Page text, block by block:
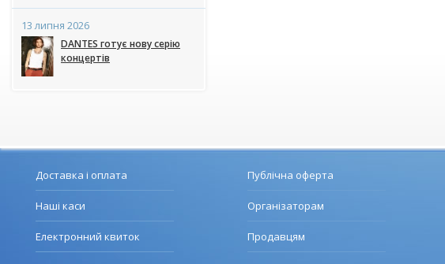
13 липня 2026
DANTES готує нову серію
концертів
Доставка і оплата
Наші каси
Електронний квиток
Публічна оферта
Організаторам
Продавцям